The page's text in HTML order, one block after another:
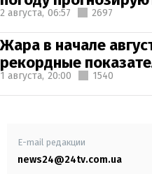
2 августа, 06:57 2697
Жара в начале
рекордные
1 августа, 20:00 1540
E-mail редакции
news24@24tv.com.ua